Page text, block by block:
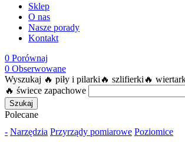
Sklep
O nas
Nasze porady
Kontakt
0 Porównaj
0 Obserwowane
Wyszukaj 🔥 piły i pilarki 🔥 szlifierki 🔥
🔥 świece zapachowe
Szukaj
Polecane
- Narzędzia Przyrządy pomiarowe Poziomice